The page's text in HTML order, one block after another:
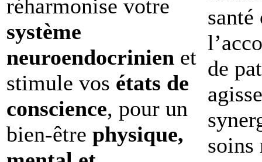
réharmonise votre
système
neuroendocrinien et
stimule vos états de
conscience, pour un
bien-être physique,
santé
de
soins